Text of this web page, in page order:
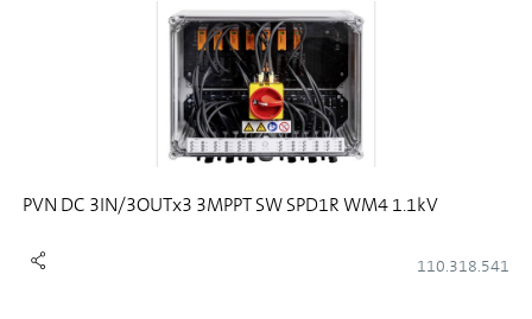
PVN DC 3IN/3OUTx3 3MPPT SW SPD1R WM4 1.1kV
110.318.541